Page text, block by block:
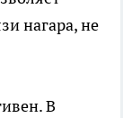
нагара, не
В